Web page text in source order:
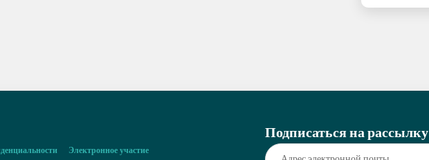
Электронное участие
Подписаться на рассылку